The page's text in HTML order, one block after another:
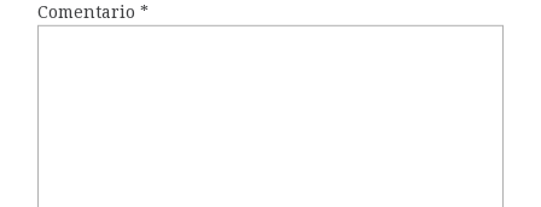
Comentario *